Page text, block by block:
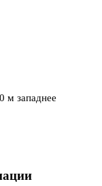
м западнее